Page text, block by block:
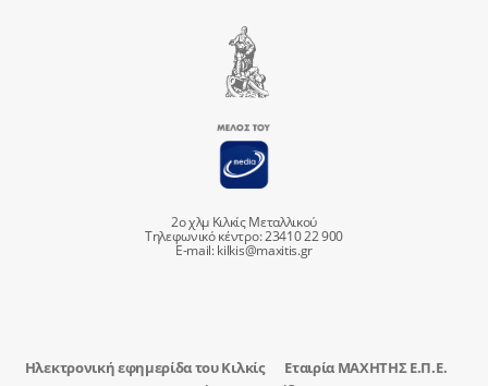
2ο χλμ Κιλκίς Μεταλλικού
Τηλεφωνικό κέντρο: 23410 22 900
E-mail:kilkis@maxitis.gr
Ηλεκτρονική εφημερίδα του Κιλκίς
Εταιρία ΜΑΧΗΤΗΣ Ε.Π.Ε.